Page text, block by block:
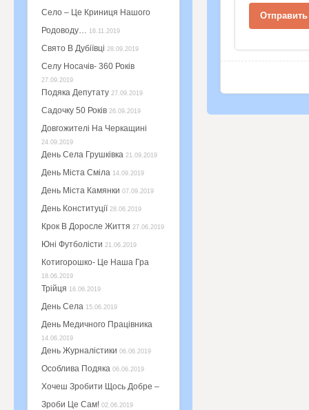
Село – Це Криниця Нашого
Родоводу… 16.11.2019
Свято В Дубіївці 28.09.2019
Селу Носачів- 360 Років
27.09.2019
Подяка Депутату 27.09.2019
Садочку 50 Років 26.09.2019
Довгожителі На Черкащині
24.09.2019
День Села Грушківка 21.09.2019
День Міста Сміла 14.09.2019
День Міста Камянки 07.09.2019
День Конституції 28.06.2019
Крок В Доросле Життя 27.06.2019
Юні Футболісти 21.06.2019
Котигорошко- Це Наша Гра
18.06.2019
Трійця 16.06.2019
День Села 15.06.2019
День Медичного Працівника
14.06.2019
День Журналістики 06.06.2019
Особлива Подяка 06.06.2019
Хочеш Зробити Щось Добре –
Зроби Це Сам! 02.06.2019